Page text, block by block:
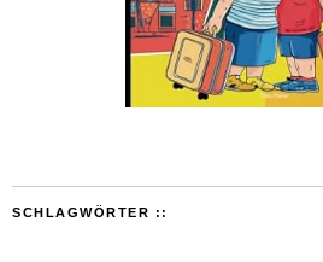
SCHLAGWÖRTER ::